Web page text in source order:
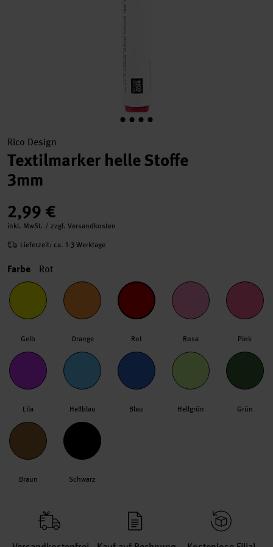
Rico Design
Textilmarker helle Stoffe
3mm
2,99 €
inkl. MwSt. / zzgl. Versandkosten
Lieferzeit: ca. 1-3 Werktage
Farbe Rot
Gelb Orange Rot Rosa Pink
Lila Hellblau Blau Hellgrün Grün
Braun Schwarz